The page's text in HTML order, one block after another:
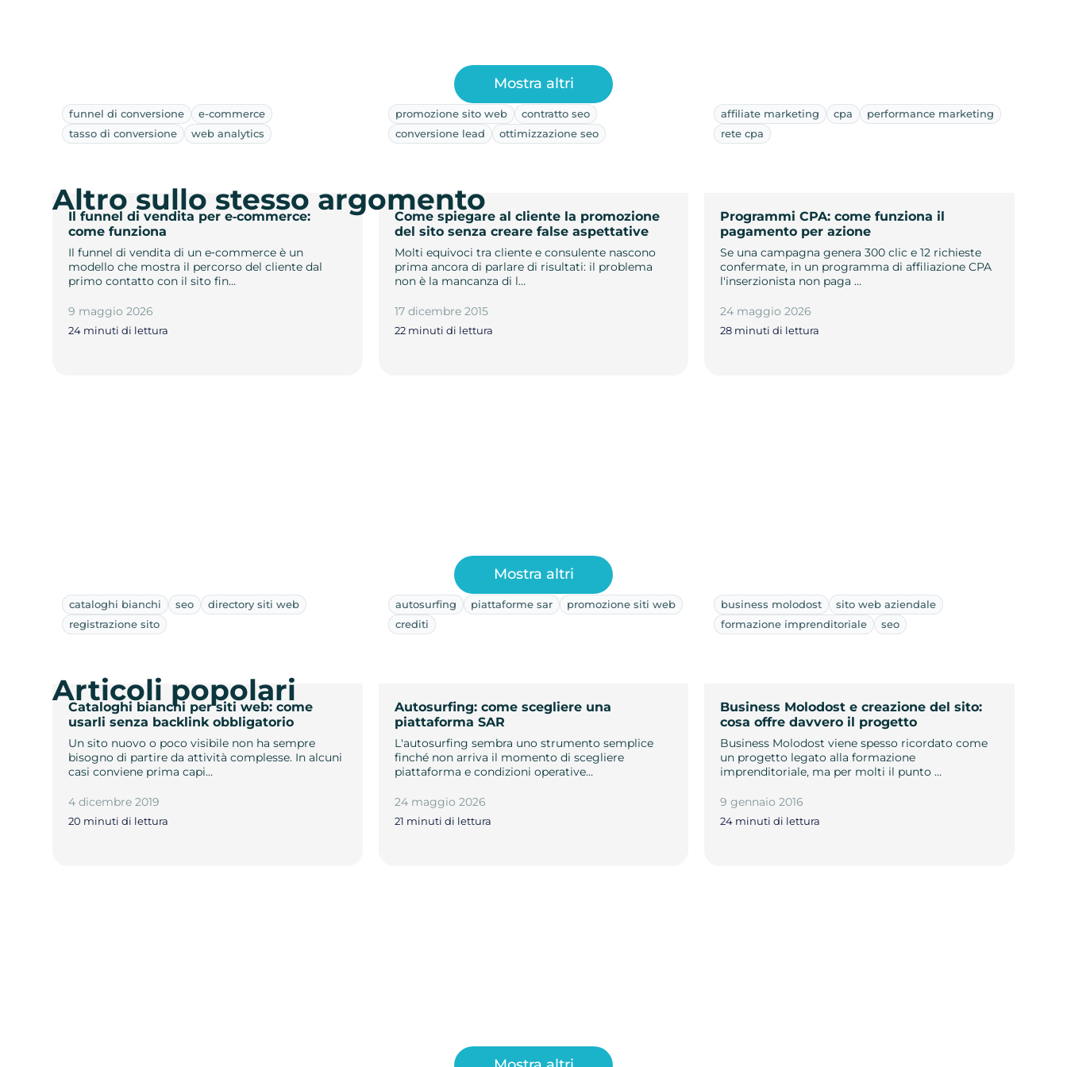
funnel di conversione
e-commerce
tasso di conversione
web analytics
Il funnel di vendita per e‑commerce:
come funziona
Il funnel di vendita di un e‑commerce è un
modello che mostra il percorso del cliente dal
primo contatto con il sito fin…
9 maggio 2026
24 minuti di lettura
promozione sito web
contratto seo
conversione lead
ottimizzazione seo
Come spiegare al cliente la promozione
del sito senza creare false aspettative
Molti equivoci tra cliente e consulente nascono
prima ancora di parlare di risultati: il problema
non è la mancanza di l…
17 dicembre 2015
22 minuti di lettura
affiliate marketing cpa
performance marketing
rete cpa
Programmi CPA: come funziona il
pagamento per azione
Se una campagna genera 300 clic e 12 richieste
confermate, in un programma di affiliazione CPA
l'inserzionista non paga …
24 maggio 2026
28 minuti di lettura
Mostra altri
Altro sullo stesso argomento
cataloghi bianchi seo
directory siti web
registrazione sito
Cataloghi bianchi per siti web: come
usarli senza backlink obbligatorio
Un sito nuovo o poco visibile non ha sempre
bisogno di partire da attività complesse. In alcuni
casi conviene prima capi…
4 dicembre 2019
20 minuti di lettura
autosurfing piattaforme sar
promozione siti web
crediti
Autosurfing: come scegliere una
piattaforma SAR
L'autosurfing sembra uno strumento semplice
finché non arriva il momento di scegliere
piattaforma e condizioni operative…
24 maggio 2026
21 minuti di lettura
business molodost
sito web aziendale
formazione imprenditoriale
seo
Business Molodost e creazione del sito:
cosa offre davvero il progetto
Business Molodost viene spesso ricordato come
un progetto legato alla formazione
imprenditoriale, ma per molti il punto …
9 gennaio 2016
24 minuti di lettura
Mostra altri
Articoli popolari